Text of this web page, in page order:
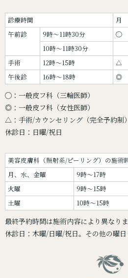
診療時間 月
午前診
9時〜11時30分 ◯
10時〜11時30分
手術
12時〜15時 △
午後診
16時〜18時 ◎
◯：一般皮フ科（三輪医師）
◎：一般皮フ科（女性医師）
△：手術/カウンセリング（完全予約制）
休診日：日曜/祝日
美容皮膚科（照射系/ピーリング）の施術
月、水、金曜
9時～17時
火曜
9時～15時
土曜
10時～15時
最終予約時間は施術内容により異なりま
休診日：木曜/日曜/祝日。その他の曜日